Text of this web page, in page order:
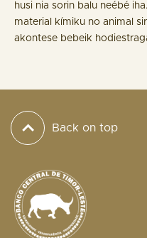
husi nia sorin balu neébé
material kímiku no animal
akontese bebeik
Back on top